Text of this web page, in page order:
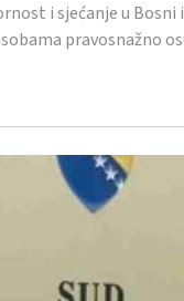
i sjećanje u
pravosnažno